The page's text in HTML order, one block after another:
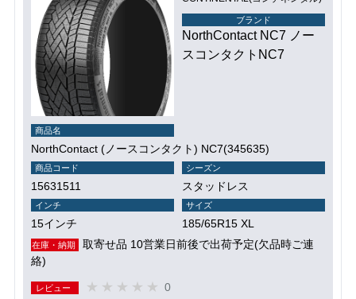
ブランド
NorthContact NC7 ノー
スコンタクトNC7
商品名
NorthContact (ノースコンタクト) NC7(345635)
商品コード
15631511
シーズン
スタッドレス
インチ
15インチ
サイズ
185/65R15 XL
在庫・納期
取寄せ品 10営業日前後で出荷予定(欠品時ご連
絡)
レビュー 0